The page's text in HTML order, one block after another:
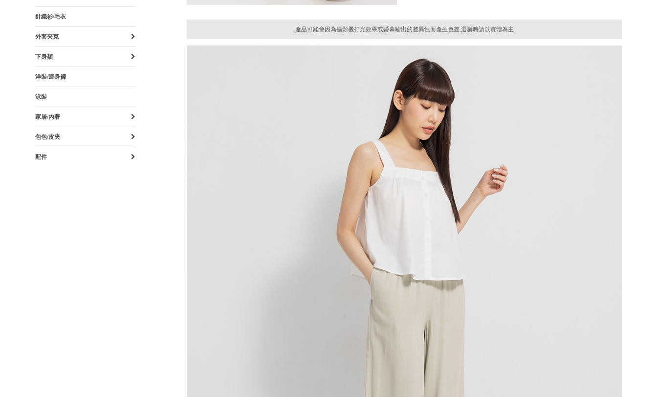
針織衫/毛衣
外套夾克
下身類
洋裝/連身褲
泳裝
家居/內著
包包/皮夾
配件
產品可能會因為攝影機打光效果或螢幕輸出的差異性而產生色差,選購時請以實體為主